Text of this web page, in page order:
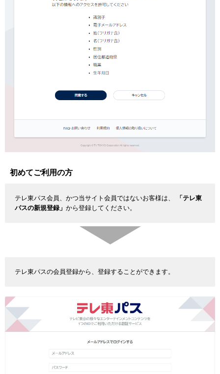
初めてご利用の方
テレ東パス会員、かつ当サイト会員ではないお客様は、
「テレ東
パスの新規登録」 から登録してください。
テレ東パスの会員登録から、登録することができます。